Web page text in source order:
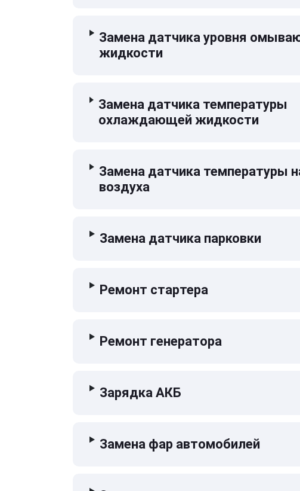
Замена датчика уровня
жидкости
Замена датчика температуры
охлаждающей жидкости
Замена датчика температуры
воздуха
Замена датчика парковки
Ремонт стартера
Ремонт генератора
Зарядка АКБ
Замена фар автомобилей